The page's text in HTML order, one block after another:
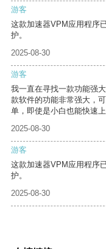
游客
这款加速器VPM应用程序
护。
2025-08-30
游客
我一直在寻找一款功能强
款软件的功能非常强大，
单，即使是小白也能快速上
2025-08-30
游客
这款加速器VPM应用程序
护。
2025-08-30